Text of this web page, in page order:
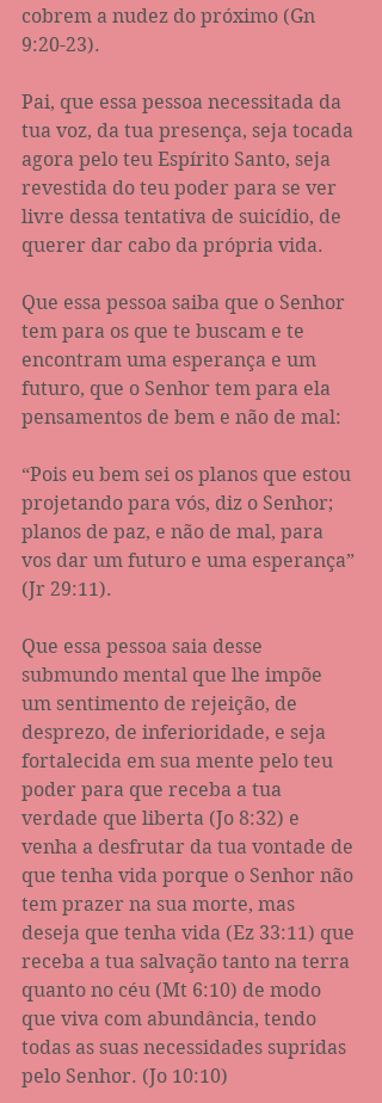
cobrem a nudez do próximo (Gn
9:20-23).
Pai, que essa pessoa necessitada da
tua voz, da tua presença, seja tocada
agora pelo teu Espírito Santo, seja
revestida do teu poder para se ver
livre dessa tentativa de suicídio, de
querer dar cabo da própria vida.
Que essa pessoa saiba que o Senhor
tem para os que te buscam e te
encontram uma esperança e um
futuro, que o Senhor tem para ela
pensamentos de bem e não de mal:
“Pois eu bem sei os planos que estou
projetando para vós, diz o Senhor;
planos de paz, e não de mal, para
vos dar um futuro e uma esperança”
(Jr 29:11).
Que essa pessoa saia desse
submundo mental que lhe impõe
um sentimento de rejeição, de
desprezo, de inferioridade, e seja
fortalecida em sua mente pelo teu
poder para que receba a tua
verdade que liberta (Jo 8:32) e
venha a desfrutar da tua vontade de
que tenha vida porque o Senhor não
tem prazer na sua morte, mas
deseja que tenha vida (Ez 33:11) que
receba a tua salvação tanto na terra
quanto no céu (Mt 6:10) de modo
que viva com abundância, tendo
todas as suas necessidades supridas
pelo Senhor. (Jo 10:10)